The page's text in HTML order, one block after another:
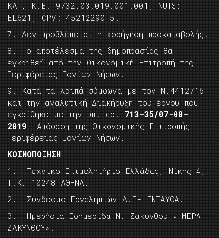
ΚΑΠ, Κ.Ε. 9732.03.019.001.001, NUTS:
EL621, CPV: 45212290-5.
7. Δεν προβλέπεται η χορήγηση προκαταβολής.
8. Το αποτέλεσμα της δημοπρασίας θα
εγκριθεί από την Οικονομική Επιτροπή της
Περιφέρειας Ιονίων Νήσων.
9. Κατά τα λοιπά σύμφωνα με τον Ν.4412/16
και την αναλυτική Διακήρυξη του έργου που
εγκρίθηκε με την υπ. αρ. 713-35/07-08-
2019 Απόφαση της Οικονομικής Επιτροπής
Περιφέρειας Ιονίων Νήσων.
ΚΟΙΝΟΠΟΙΗΣΗ
1. Τεχνικό Επιμελητήριο Ελλάδας, Νίκης 4,
Τ.Κ. 10248-ΑΘΗΝΑ.
2. Σύνδεσμο Εργοληπτών Δ.Ε- ΕΝΤΑΥΘΑ.
3. Ημερήσια Εφημερίδα Ν. Ζακύνθου «ΗΜΕΡΑ
ΖΑΚΥΝΘΟY».